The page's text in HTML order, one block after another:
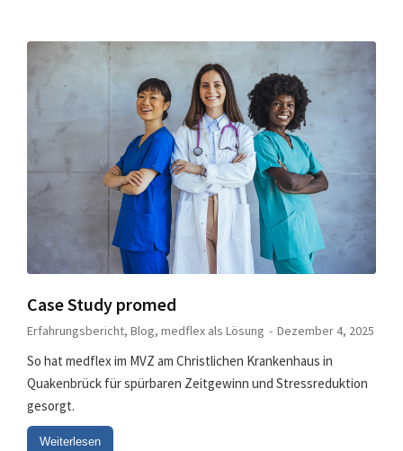
Case Study promed
Erfahrungsbericht, Blog, medflex als Lösung Dezember 4, 2025
So hat medflex im MVZ am Christlichen Krankenhaus in
Quakenbrück für spürbaren Zeitgewinn und Stressreduktion
gesorgt.
Weiterlesen